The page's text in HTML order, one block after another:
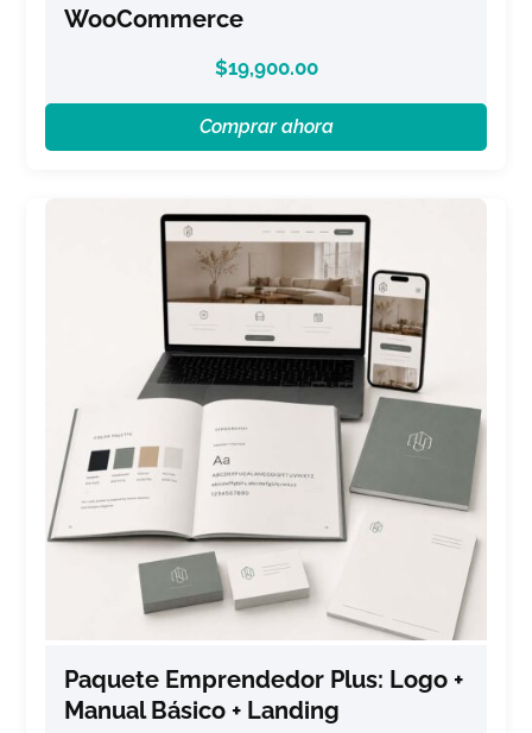
WooCommerce
$19,900.00
Comprar ahora
Paquete Emprendedor Plus: Logo +
Manual Básico + Landing